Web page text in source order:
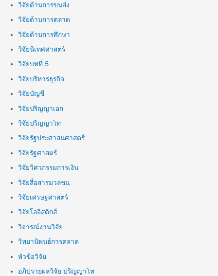
วิจัยด้านการขนส่ง
วิจัยด้านการตลาด
วิจัยด้านการศึกษา
วิจัยนิเทศศาสตร์
วิจัยบทที่ 5
วิจัยบริหารธุรกิจ
วิจัยบัญชี
วิจัยปริญญาเอก
วิจัยปริญญาโท
วิจัยรัฐประศาสนศาสตร์
วิจัยรัฐศาสตร์
วิจัยวิศวกรรมการเงิน
วิจัยสื่อสารมวลชน
วิจัยเศรษฐศาสตร์
วิจัยโลจิสติกส์
วิจารณ์งานวิจัย
วิทยานิพนธ์การตลาด
หัวข้อวิจัย
อภิปรายผลวิจัย ปริญญาโท